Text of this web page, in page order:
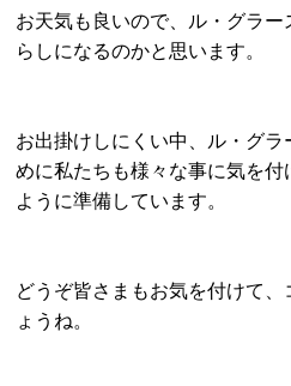
お天気も良いので、ル・グラ
らしになるのかと思います。
お出掛けしにくい中、ル・グ
めに私たちも様々な事に気を
ように準備しています。
どうぞ皆さまもお気を付けて
ょうね。